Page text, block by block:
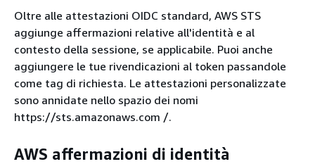
Oltre alle attestazioni OIDC standard, AWS STS
aggiunge affermazioni relative all'identità e al
contesto della sessione, se applicabile. Puoi anche
aggiungere le tue rivendicazioni al token passandole
come tag di richiesta. Le attestazioni personalizzate
sono annidate nello spazio dei nomi
https://sts.amazonaws.com /.
AWS affermazioni di identità